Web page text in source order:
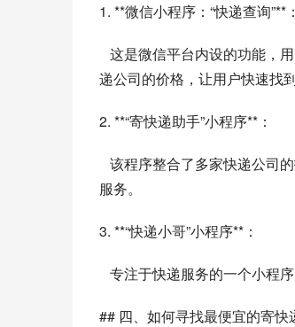
1. **微信小程序：“快递查询”**：
递公司的价格，让用户快速找
2. **“寄快递助手”小程序**：
服务。
3. **“快递小哥”小程序**：
专注于快递服务的一个小
## 四、如何寻找最便宜的寄快